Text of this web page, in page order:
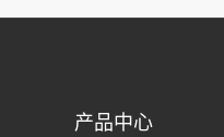
产品中心